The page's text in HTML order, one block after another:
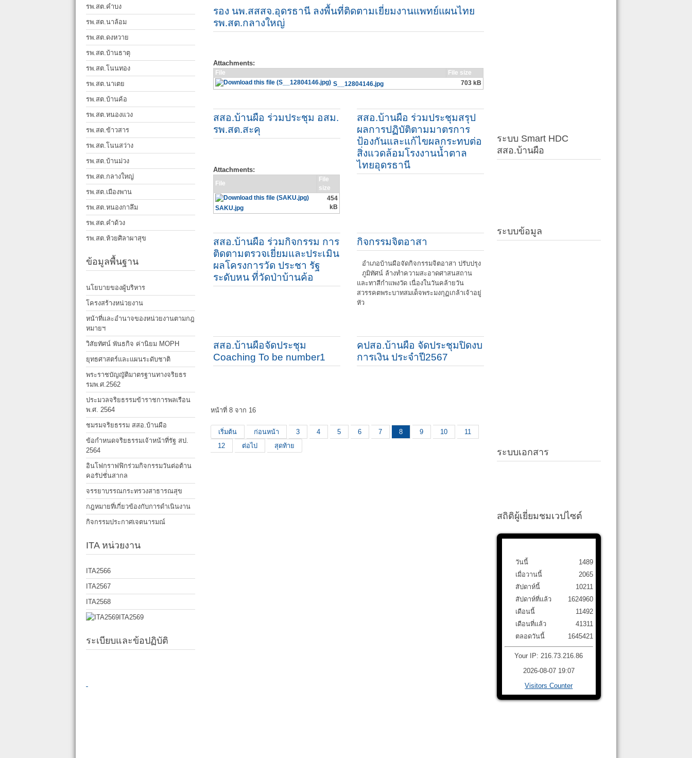
รพ.สต.คำบง
รพ.สต.นาล้อม
รพ.สต.ดงหวาย
รพ.สต.บ้านธาตุ
รพ.สต.โนนทอง
รพ.สต.นาเตย
รพ.สต.บ้านค้อ
รพ.สต.หนองแวง
รพ.สต.ข้าวสาร
รพ.สต.โนนสว่าง
รพ.สต.บ้านม่วง
รพ.สต.กลางใหญ่
รพ.สต.เมืองพาน
รพ.สต.หนองกาลึม
รพ.สต.คำด้วง
รพ.สต.ห้วยศิลาผาสุข
ข้อมูลพื้นฐาน
นโยบายของผู้บริหาร
โครงสร้างหน่วยงาน
หน้าที่และอำนาจของหน่วยงานตามกฎ
หมายฯ
วิสัยทัศน์ พันธกิจ ค่านิยม MOPH
ยุทธศาสตร์และแผนระดับชาติ
พระราชบัญญัติมาตรฐานทางจริยธร
รมพ.ศ.2562
ประมวลจริยธรรมข้าราชการพลเรือน
พ.ศ. 2564
ชมรมจริยธรรม สสอ.บ้านผือ
ข้อกำหนดจริยธรรมเจ้าหน้าที่รัฐ สป.
2564
อินโฟกราฟฟิกร่วมกิจกรรมวันต่อต้าน
คอรัปชั่่นสากล
จรรยาบรรณกระทรวงสาธารณสุข
กฎหมายที่เกี่ยวข้องกับการดำเนินงาน
กิจกรรมประกาศเจตนารมณ์
ITA หน่วยงาน
ITA2566
ITA2567
ITA2568
ITA2569
ระเบียบและข้อปฏิบัติ
รอง นพ.สสสจ.อุดรธานี ลงพื้นที่ติดตามเยี่ยมงานแพทย์แผนไทย
รพ.สต.กลางใหญ่
Attachments:
File
File size
S__12804146.jpg
703 kB
สสอ.บ้านผือ ร่วมประชุม อสม.
รพ.สต.สะคุ
Attachments:
File
File
size
SAKU.jpg
454
kB
สสอ.บ้านผือ ร่วมประชุมสรุป
ผลการปฏิบัติตามมาตรการ
ป้องกันและแก้ไขผลกระทบต่อ
สิ่งแวดล้อมโรงงานน้ำตาล
ไทยอุดรธานี
สสอ.บ้านผือ ร่วมกิจกรรม การ
ติดตามตรวจเยี่ยมและประเมิน
ผลโครงการวัด ประชา รัฐ
ระดับหน ที่วัดป่าบ้านค้อ
กิจกรรมจิตอาสา
อำเภอบ้านผือจัดกิจกรรมจิตอาสา ปรับปรุง
ภูมิทัศน์ ล้างทำความสะอาดศาสนสถาน
และทาสีกำแพงวัด เนื่องในวันคล้ายวัน
สวรรคตพระบาทสมเด็จพระมงกุฏเกล้าเจ้าอยู่
หัว
สสอ.บ้านผือจัดประชุม
Coaching To be number1
คปสอ.บ้านผือ จัดประชุมปิดงบ
การเงิน ประจำปี2567
หน้าที่ 8 จาก 16
เริ่มต้น ก่อนหน้า 3 4 5 6 7 8 9 10
11
12
ต่อไป สุดท้าย
ระบบ Smart HDC
สสอ.บ้านผือ
ระบบข้อมูล
ระบบเอกสาร
สถิติผู้เยี่ยมชมเวปไซต์
วันนี้
เมื่อวานนี้
สัปดาห์นี้
สัปดาห์ที่แล้ว
เดือนนี้
เดือนที่แล้ว
ตลอดวันนี้
1489
2065
10211
1624960
11492
41311
1645421
Your IP: 216.73.216.86
2026-08-07 19:07
Visitors Counter